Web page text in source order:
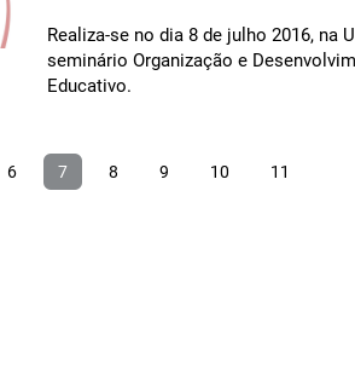
Realiza-se no dia 8 de julho 2016, na
seminário Organização e
Educativo.
6 7 8 9 10 11